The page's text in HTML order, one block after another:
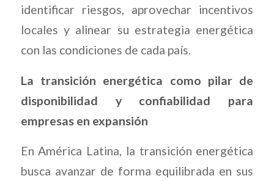
identificar riesgos, aprovechar incentivos
locales y alinear su estrategia energética
con las condiciones de cada país.
La transición energética como pilar de
disponibilidad y confiabilidad para
empresas en expansión
En América Latina, la transición energética
busca avanzar de forma equilibrada en sus